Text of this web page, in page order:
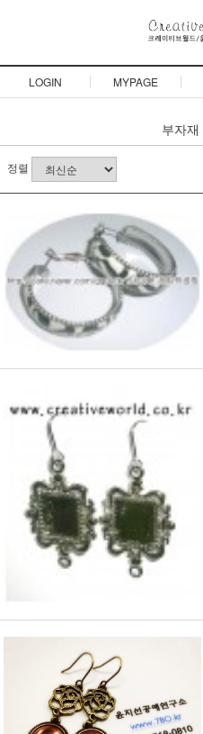
LOGIN MYPAGE
부자재
정렬